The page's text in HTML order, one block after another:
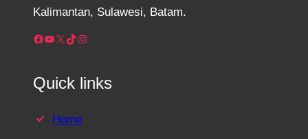
Kalimantan, Sulawesi, Batam.
Facebook YouTube X TikTok Instagram
Quick links
Home